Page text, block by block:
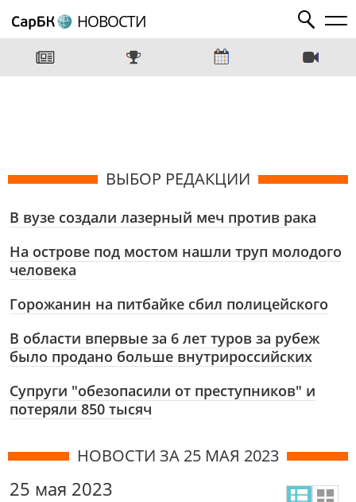
НОВОСТИ
ВЫБОР РЕДАКЦИИ
В вузе создали лазерный меч против рака
На острове под мостом нашли труп молодого
человека
Горожанин на питбайке сбил полицейского
В области впервые за 6 лет туров за рубеж
было продано больше внутрироссийских
Супруги "обезопасили от преступников" и
потеряли 850 тысяч
НОВОСТИ ЗА 25 МАЯ 2023
25 мая 2023